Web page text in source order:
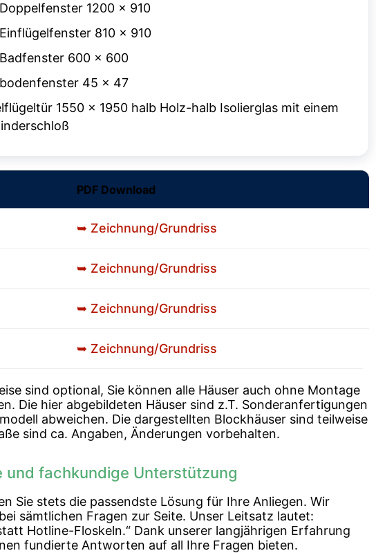
1200 x 910
810 x 910
600 x 600
45 x 47
1550 x 1950 halb Holz-halb Isolierglas mit einem
PDF Download
➥ Zeichnung/Grundriss
➥ Zeichnung/Grundriss
➥ Zeichnung/Grundriss
➥ Zeichnung/Grundriss
sind optional, Sie können alle Häuser auch ohne Montage
Die hier abgebildeten Häuser sind z.T. Sonderanfertigungen
abweichen. Die dargestellten Blockhäuser sind teilweise
sind ca. Angaben, Änderungen vorbehalten.
und fachkundige Unterstützung
Sie stets die passendste Lösung für Ihre Anliegen. Wir
sämtlichen Fragen zur Seite. Unser Leitsatz lautet:
Hotline-Floskeln.“ Dank unserer langjährigen Erfahrung
fundierte Antworten auf all Ihre Fragen bieten.